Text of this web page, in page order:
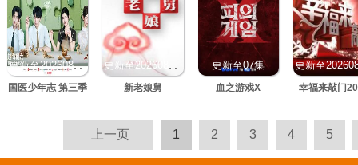
更新至20260807期
国医少年志 第三季 新老娘舅
更新至07集
血之游戏X 幸福来敲门
上一页 1 2 3 4 5